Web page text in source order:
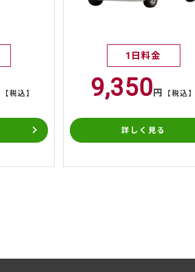
【税込】
1日料金
9,350円 【税込
詳しく見る